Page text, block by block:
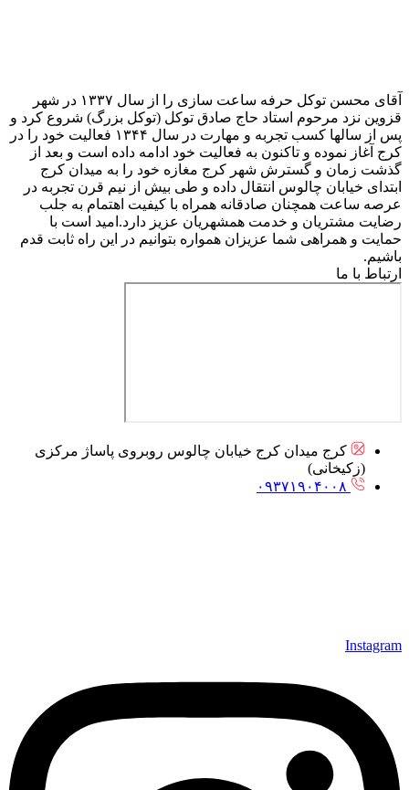
آقای محسن توکل حرفه ساعت سازی را از سال ۱۳۳۷ در شهر
قزوین نزد مرحوم استاد حاج صادق توکل (توکل بزرگ) شروع کرد و
پس از سالها کسب تجربه و مهارت در سال ۱۳۴۴ فعالیت خود را در
کرج آغاز نموده و تاکنون به فعالیت خود ادامه داده است و بعد از
گذشت زمان و گسترش شهر کرج مغازه خود را به میدان کرج
ابتدای خیابان چالوس انتقال داده و طی بیش از نیم قرن تجربه در
عرصه ساعت همچنان صادقانه همراه با کیفیت اهتمام به جلب
رضایت مشتریان و خدمت همشهریان عزیز دارد.امید است با
حمایت و همراهی شما عزیزان همواره بتوانیم در این راه ثابت قدم
باشیم.
ارتباط با ما
کرج میدان کرج خیابان چالوس روبروی پاساژ مرکزی
(زکیخانی)
۰۹۳۷۱۹۰۴۰۰۸
Instagram